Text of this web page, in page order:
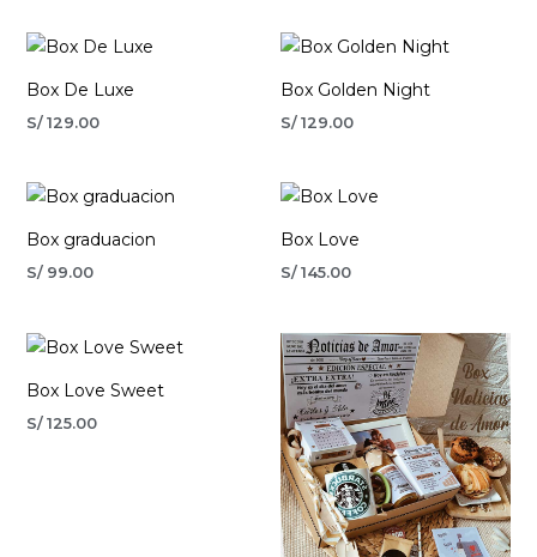
Box De Luxe
S/129.00
Box Golden Night
S/ 129.00
Box graduacion
S/99.00
Box Love
S/ 145.00
Box Love Sweet
S/125.00